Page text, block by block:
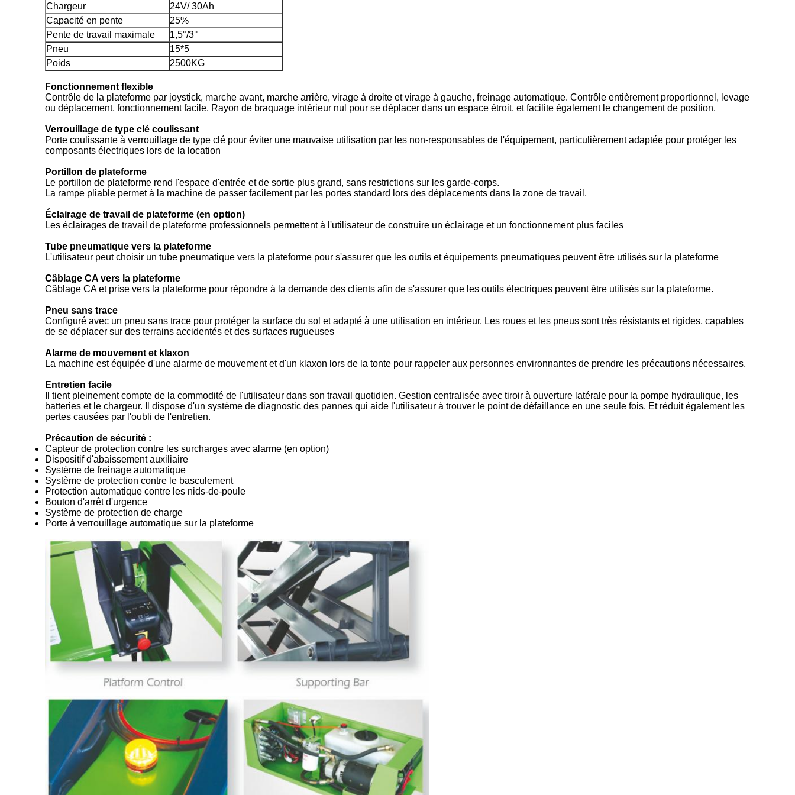
Chargeur
24V/ 30Ah
Capacité en pente
25%
Pente de travail maximale
1,5°/3°
Pneu
15*5
Poids
2500KG
Fonctionnement flexible
Contrôle de la plateforme par joystick, marche avant, marche arrière, virage à droite et virage à gauche, freinage automatique. Contrôle entièrement proportionnel, levage
ou déplacement, fonctionnement facile. Rayon de braquage intérieur nul pour se déplacer dans un espace étroit, et facilite également le changement de position.
Verrouillage de type clé coulissant
Porte coulissante à verrouillage de type clé pour éviter une mauvaise utilisation par les non-responsables de l'équipement, particulièrement adaptée pour protéger les
composants électriques lors de la location
Portillon de plateforme
Le portillon de plateforme rend l'espace d'entrée et de sortie plus grand, sans restrictions sur les garde-corps.
La rampe pliable permet à la machine de passer facilement par les portes standard lors des déplacements dans la zone de travail.
Éclairage de travail de plateforme (en option)
Les éclairages de travail de plateforme professionnels permettent à l'utilisateur de construire un éclairage et un fonctionnement plus faciles
Tube pneumatique vers la plateforme
L'utilisateur peut choisir un tube pneumatique vers la plateforme pour s'assurer que les outils et équipements pneumatiques peuvent être utilisés sur la plateforme
Câblage CA vers la plateforme
Câblage CA et prise vers la plateforme pour répondre à la demande des clients afin de s'assurer que les outils électriques peuvent être utilisés sur la plateforme.
Pneu sans trace
Configuré avec un pneu sans trace pour protéger la surface du sol et adapté à une utilisation en intérieur. Les roues et les pneus sont très résistants et rigides, capables
de se déplacer sur des terrains accidentés et des surfaces rugueuses
Alarme de mouvement et klaxon
La machine est équipée d'une alarme de mouvement et d'un klaxon lors de la tonte pour rappeler aux personnes environnantes de prendre les précautions nécessaires.
Entretien facile
Il tient pleinement compte de la commodité de l'utilisateur dans son travail quotidien. Gestion centralisée avec tiroir à ouverture latérale pour la pompe hydraulique, les
batteries et le chargeur. Il dispose d'un système de diagnostic des pannes qui aide l'utilisateur à trouver le point de défaillance en une seule fois. Et réduit également les
pertes causées par l'oubli de l'entretien.
Précaution de sécurité :
Capteur de protection contre les surcharges avec alarme (en option)
Dispositif d'abaissement auxiliaire
Système de freinage automatique
Système de protection contre le basculement
Protection automatique contre les nids-de-poule
Bouton d'arrêt d'urgence
Système de protection de charge
Porte à verrouillage automatique sur la plateforme